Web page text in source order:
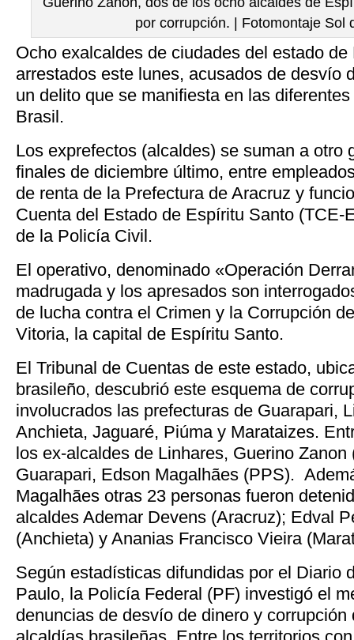
por corrupción. | Fotomontaje Sol
Ocho exalcaldes de ciudades del estado
arrestados este lunes, acusados de desvío
un delito que se manifiesta en las
Brasil.
Los exprefectos (alcaldes) se suman a otro
finales de diciembre último, entre
de renta de la Prefectura de Aracruz y
Cuenta del Estado de Espíritu Santo (TCE-
de la Policía Civil.
El operativo, denominado «Operación
madrugada y los apresados son
de lucha contra el Crimen y la Corrupción
Vitoria, la capital de Espíritu Santo.
El Tribunal de Cuentas de este estado,
brasileño, descubrió este esquema de
involucrados las prefecturas de Guarapari,
Anchieta, Jaguaré, Piúma y Marataizes.
los ex-alcaldes de Linhares, Guerino Zanon
Guarapari, Edson Magalhães (PPS).
Magalhães otras 23 personas fueron
alcaldes Ademar Devens (Aracruz); Edval
(Anchieta) y Ananias Francisco Vieira
Según estadísticas difundidas por el Diario
Paulo, la Policía Federal (PF) investigó el
denuncias de desvío de dinero y corrupción